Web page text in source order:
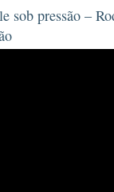
sob pressão –